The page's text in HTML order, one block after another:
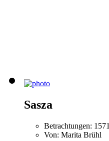
Sasza
Betrachtungen: 1571
Von: Marita Brühl